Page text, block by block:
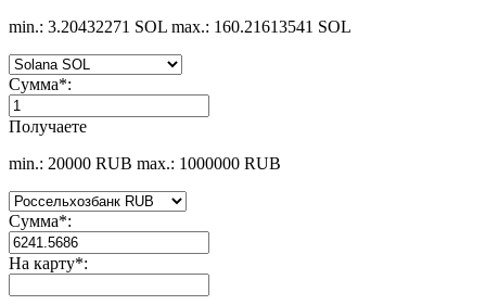
min.: 3.20432271 SOL max.: 160.21613541 SOL
Сумма*:
Получаете
min.: 20000 RUB max.: 1000000 RUB
Сумма*:
На карту*: